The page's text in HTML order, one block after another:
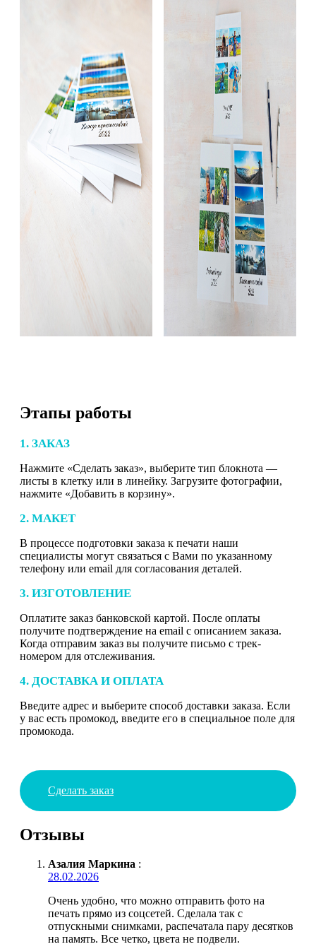
Этапы работы
1. ЗАКАЗ
Нажмите «Сделать заказ», выберите тип блокнота —
листы в клетку или в линейку. Загрузите фотографии,
нажмите «Добавить в корзину».
2. МАКЕТ
В процессе подготовки заказа к печати наши
специалисты могут связаться с Вами по указанному
телефону или email для согласования деталей.
3. ИЗГОТОВЛЕНИЕ
Оплатите заказ банковской картой. После оплаты
получите подтверждение на email с описанием заказа.
Когда отправим заказ вы получите письмо с трек-
номером для отслеживания.
4. ДОСТАВКА И ОПЛАТА
Введите адрес и выберите способ доставки заказа. Если
у вас есть промокод, введите его в специальное поле для
промокода.
Сделать заказ
Отзывы
Азалия Маркина :
28.02.2026
Очень удобно, что можно отправить фото на
печать прямо из соцсетей. Сделала так с
отпускными снимками, распечатала пару десятков
на память. Все четко, цвета не подвели.